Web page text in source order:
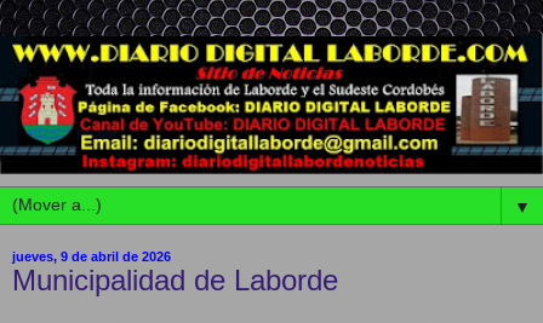
▼
jueves, 9 de abril de 2026
Municipalidad de Laborde